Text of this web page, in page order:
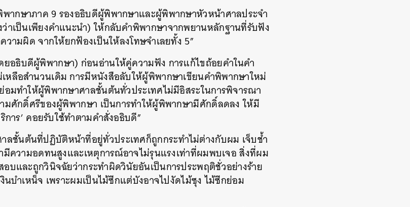
ากษาภาค 9 รองอธิบดีผู้พิพากษาและผู้พิพากษาหัวหน้าศาลประจำ
าเป็นเพียงคำแนะนำ) ให้กลับคำพิพากษาจากพยานหลักฐานที่รับฟัง
วามผิด จากให้ยกฟ้องเป็นให้ลงโทษจำเลยทั้ง 5”
ยอธิบดีผู้พิพากษา) ก่อนอ่านให้คู่ความฟัง การแก้ไขถ้อยคำในคำ
ลือสำนวนเดิม การมีหนังสือลับให้ผู้พิพากษาเขียนคำพิพากษาใหม่
มทำให้ผู้พิพากษาศาลชั้นต้นทั่วประเทศไม่มีอิสระในการพิจารณา
มศักดิ์ศรีของผู้พิพากษา เป็นการทำให้ผู้พิพากษามีศักดิ์ลดลง ให้มี
าร’ คอยรับใช้ทำตามคำสั่งอธิบดี”
ชั้นต้นที่ปฏิบัติหน้าที่อยู่ทั่วประเทศก็ถูกกระทำไม่ต่างกับผม เจ็บช้ำ
มีความอดทนสูงและเหตุการณ์อาจไม่รุนแรงเท่าที่ผมพบเจอ สิ่งที่ผม
บและถูกวินิจฉัยว่ากระทำผิดวินัยอันเป็นการประพฤติชั่วอย่างร้าย
นบำเหน็จ เพราะผมเป็นไม้ซีกแต่บังอาจไปงัดไม้ซุง ไม้ซีกย่อม